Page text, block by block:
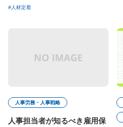
#人材定着
人事労務・人事戦略
人事担当者が知るべき雇用保